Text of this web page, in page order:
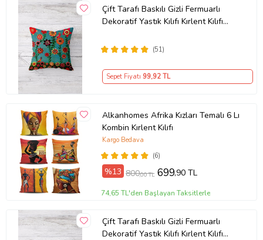
Çift Tarafı Baskılı Gizli Fermuarlı
Dekoratif Yastık Kılıfı Kırlent Kılıfı
(51)
Sepet Fiyatı 99,92 TL
Alkanhomes Afrika Kızları Temalı 6 Lı
Kombin Kırlent Kılıfı
(6)
Kargo Bedava
%13 800,00 TL 699,90 TL
74,65 TL'den Başlayan Taksitlerle
Çift Tarafı Baskılı Gizli Fermuarlı
Dekoratif Yastık Kılıfı Kırlent Kılıfı